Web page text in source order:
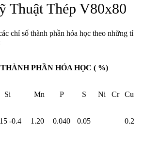
Thuật Thép V80x80
chỉ số thành phần hóa học theo những tỉ
THÀNH PHẦN HÓA HỌC ( %)
Si Mn P S Ni Cr Cu
-0.4 1.20 0.040 0.05 0.2